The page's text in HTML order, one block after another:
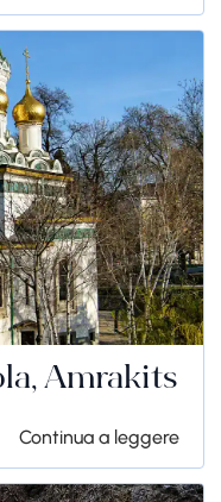
Amrakits
Continua a leggere